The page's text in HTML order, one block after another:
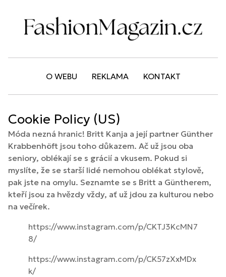
O WEBU REKLAMA KONTAKT
Cookie Policy (US)
Móda nezná hranic! Britt Kanja a její partner Günther
Krabbenhöft jsou toho důkazem. Ač už jsou oba
seniory, oblékají se s grácií a vkusem. Pokud si
myslíte, že se starší lidé nemohou oblékat stylově,
pak jste na omylu. Seznamte se s Britt a Güntherem,
kteří jsou za hvězdy vždy, ať už jdou za kulturou nebo
na večírek.
https://www.instagram.com/p/CKTJ3KcMN7
8/
https://www.instagram.com/p/CK57zXxMDx
k/